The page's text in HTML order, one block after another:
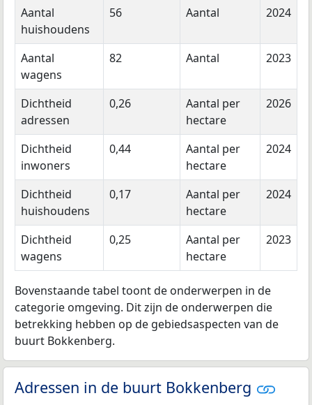
Aantal
huishoudens
56 Aantal 2024
Aantal
wagens
82 Aantal 2023
Dichtheid
adressen
0,26
Aantal per
hectare
2026
Dichtheid
inwoners
0,44
Aantal per
hectare
2024
Dichtheid
huishoudens
0,17
Aantal per
hectare
2024
Dichtheid
wagens
0,25
Aantal per
hectare
2023
Bovenstaande tabel toont de onderwerpen in de
categorie omgeving. Dit zijn de onderwerpen die
betrekking hebben op de gebiedsaspecten van de
buurt Bokkenberg.
Adressen in de buurt Bokkenberg